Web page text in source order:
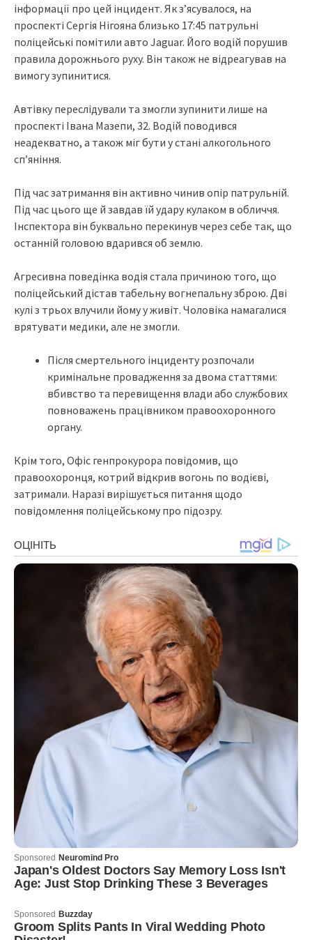
інформації про цей інцидент. Як з’ясувалося, на
проспекті Сергія Нігояна близько 17:45 патрульні
поліцейські помітили авто Jaguar. Його водій порушив
правила дорожнього руху. Він також не відреагував на
вимогу зупинитися.
Автівку переслідували та змогли зупинити лише на
проспекті Івана Мазепи, 32. Водій поводився
неадекватно, а також міг бути у стані алкогольного
сп’яніння.
Під час затримання він активно чинив опір патрульній.
Під час цього ще й завдав їй удару кулаком в обличчя.
Інспектора він буквально перекинув через себе так, що
останній головою вдарився об землю.
Агресивна поведінка водія стала причиною того, що
поліцейський дістав табельну вогнепальну зброю. Дві
кулі з трьох влучили йому у живіт. Чоловіка намагалися
врятувати медики, але не змогли.
Після смертельного інциденту розпочали
кримінальне провадження за двома статтями:
вбивство та перевищення влади або службових
повноважень працівником правоохоронного
органу.
Крім того, Офіс генпрокурора повідомив, що
правоохоронця, котрий відкрив вогонь по водієві,
затримали. Наразі вирішується питання щодо
повідомлення поліцейському про підозру.